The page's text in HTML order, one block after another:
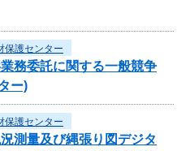
保護センター
務委託に関する一般競争
ー)
保護センター
測量及び縄張り図デジタ